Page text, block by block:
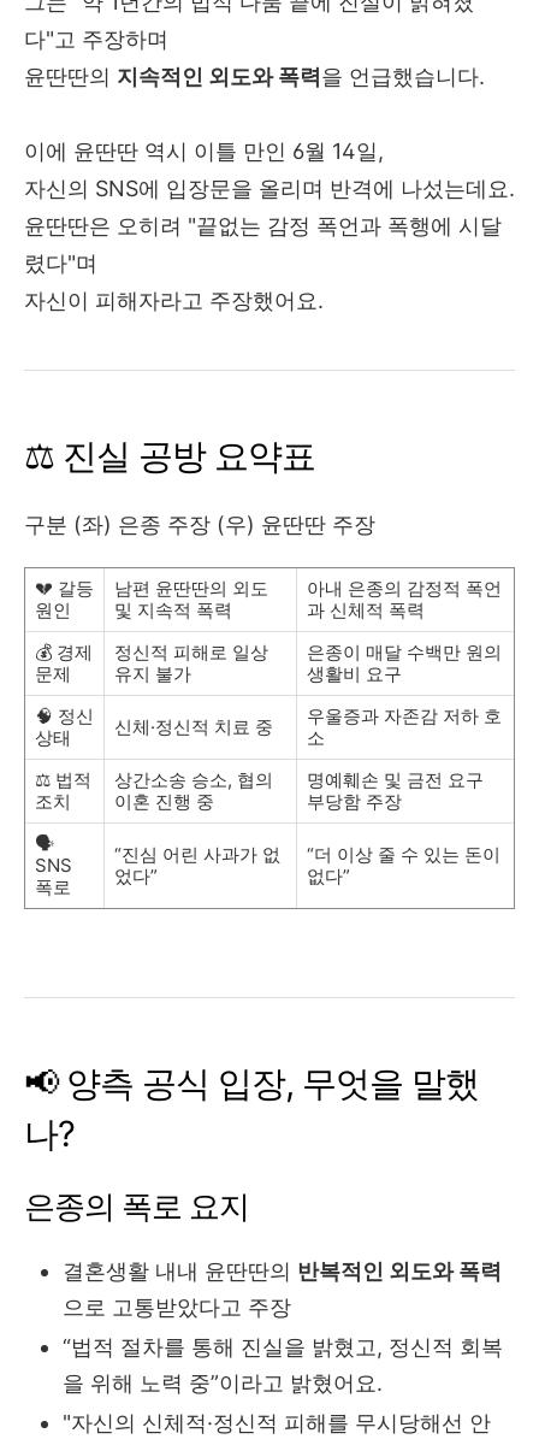
다"고 주장하며
윤딴딴의 지속적인 외도와 폭력 을 언급했습니다.
이에 윤딴딴 역시 이틀 만인 6월 14일,
자신의 SNS에 입장문을 올리며 반격에 나섰는데요.
윤딴딴은 오히려 "끝없는 감정 폭언과 폭행에 시달
렸다"며
자신이 피해자라고 주장했어요.
⚖️ 진실 공방 요약표
구분 (좌) 은종 주장 (우) 윤딴딴 주장
💔 갈등
원인
남편 윤딴딴의 외도
및 지속적 폭력
아내 은종의 감정적 폭언
과 신체적 폭력
💰 경제
문제
정신적 피해로 일상
유지 불가
은종이 매달 수백만 원의
생활비 요구
🧠 정신
상태
신체·정신적 치료 중
우울증과 자존감 저하 호
소
⚖️ 법적
조치
상간소송 승소, 협의
이혼 진행 중
명예훼손 및 금전 요구
부당함 주장
🗣️
SNS
폭로
“진심 어린 사과가 없
었다”
“더 이상 줄 수 있는 돈이
없다”
📢 양측 공식 입장, 무엇을 말했
나?
은종의 폭로 요지
결혼생활 내내 윤딴딴의 반복적인 외도와 폭력
으로 고통받았다고 주장
“법적 절차를 통해 진실을 밝혔고, 정신적 회복
을 위해 노력 중”이라고 밝혔어요.
"자신의 신체적·정신적 피해를 무시당해선 안